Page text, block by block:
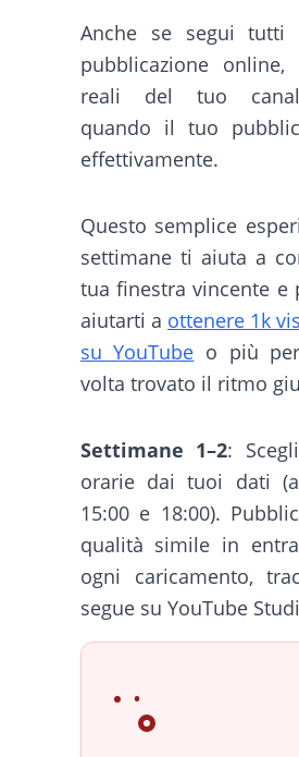
Anche se segui
pubblicazione
reali del tuo
quando il tuo
effettivamente.
Questo semplice
settimane ti aiuta a
tua finestra vincente e
aiutarti a ottenere 1k
su YouTube o più
volta trovato il ritmo
Settimane 1–2:
orarie dai tuoi dati
15:00 e 18:00).
qualità simile in
ogni caricamento,
segue su YouTube